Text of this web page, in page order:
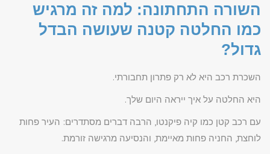
השורה התחתונה: למה זה מרגיש
כמו החלטה קטנה שעושה הבדל
גדול?
השכרת רכב היא לא רק פתרון תחבורתי.
היא החלטה על איך ייראה היום שלך.
עם רכב קטן כמו קיה פיקנטו, הרבה דברים מסתדרים: העיר פחות
לוחצת, החניה פחות מאיימת, והנסיעה מרגישה זורמת.